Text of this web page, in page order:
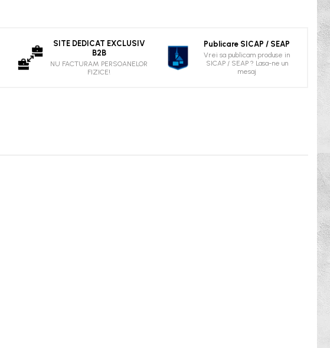
SITE DEDICAT EXCLUSIV
B2B
NU FACTURAM PERSOANELOR
FIZICE!
Publicare SICAP / SEAP
Vrei sa publicam produse in
SICAP / SEAP ? Lasa-ne un
mesaj